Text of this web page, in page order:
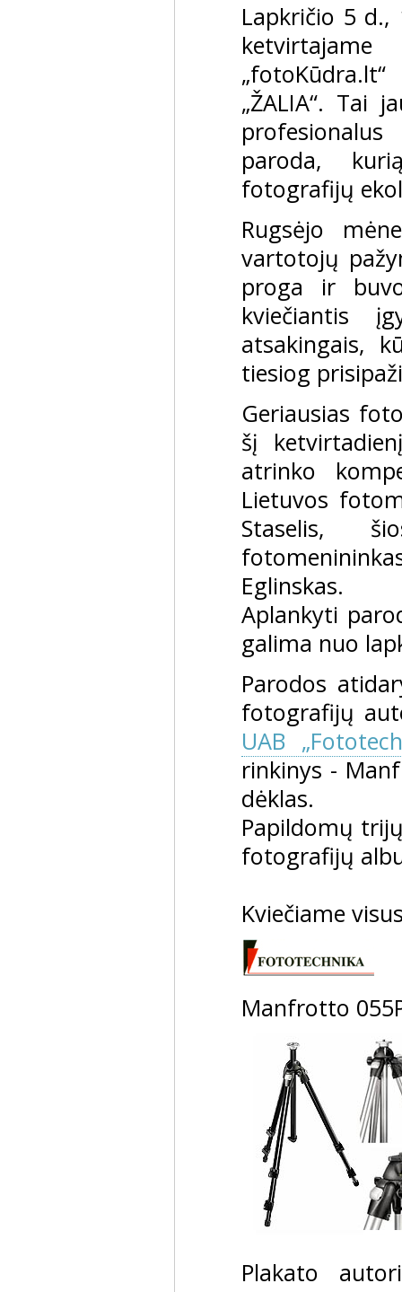
Lapkričio 5 d.,
„ŽALIA“. Tai
paroda,
fotografijų
Rugsėjo
vartotojų
proga ir
kviečiantis
atsakingais,
tiesiog
Geriausias
šį
atrinko
Lietuvos
Staselis,
Eglinskas.
Aplankyti
galima nuo
Parodos
fotografijų
UAB
rinkinys -
dėklas.
Papildomų
fotografijų
Kviečiame
Manfrotto
Plakato